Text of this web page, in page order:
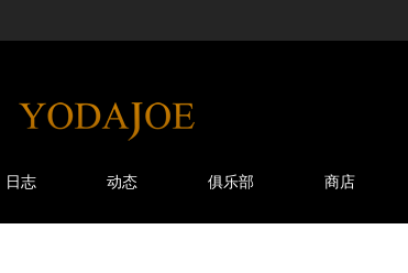
日志 动态 俱乐部 商店